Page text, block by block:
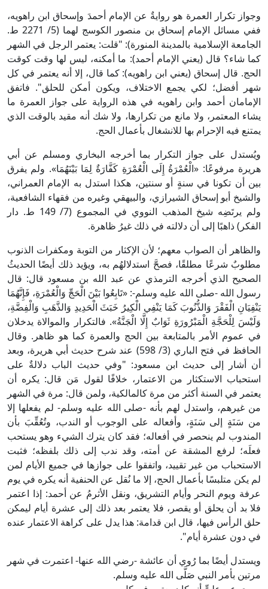
وجواز تكرار العمرة هو روايةٌ عن الإمام أحمدَ وإسحاق ابن راهويه،
ففي مسائل الإمام إسحاق بن منصور الكوسج لهما (5/ 2271 ط.
الجامعة الإسلامية بالمدينة المنورة): "قلت: يعتمر الرجل في الشهر
كما شاء؟ قال (يعني الإمام أحمد): ما أمكنه، ليس لها وقت كوقت
الحج. قال إسحاق (يعني ابن راهويه): كما قال، إلا أنه يعتمر في كل
شهر أفضل؛ لكي يجمع الاختلاف، ويكون أمكن للحلق". فاتفق
الإمامان أحمد وابن راهويه في هذه الرواية على جواز العمرة ما
يشاء المعتمر، ولا مانع من تكرارها، ولا شك أنه مقيد بالوقت الذي
يمتنع فيه الإحرام بها للانشغال بأعمال الحج.
ويُستدل على جواز التكرار بما أخرجه البخاري ومسلم عن أبي
هريرة مرفوعًا: «الْعُمْرَةُ إِلَى الْعُمْرَةِ كَفَّارَةٌ لِمَا بَيْنَهُمَا». ولم يفرق
بين أن تكونا في سنةٍ أو سنتين، هكذا استدل به الإمام العمراني،
والشيخ أبو إسحاق الشيرازي، والبيهقي وغيره من فقهاء الشافعية،
ولم يرتَضِه شيخ المذهب النووي في المجموع (7/ 149 ط. دار
الفكر) ذاهبًا إلى أن دلالته في ذلك غيرُ ظاهرة.
والظاهر أن الصواب معهم؛ لأن الإكثار من التوبة ومكفرات الذنوب
مطلوبٌ شرعًا مطلقًا، فصحَّ استدلالهُم به، ويؤيد ذلك أيضًا الحديثُ
الصحيح الذي أخرجه الترمذي عن عبد الله بن مسعود قال: قال
رسول الله -صلى الله عليه وسلم-: «تَابِعُوا بَيْنَ الْحَجِّ وَالْعُمْرَةِ، فَإِنَّهُمَا
يَنْفِيَانِ الْفَقْرَ وَالذُّنُوبَ كَمَا يَنْفِي الْكِيرُ خَبَثَ الْحَدِيدِ وَالذَّهَبِ وَالْفِضَّةِ،
وَلَيْسَ لِلْحَجَّةِ الْمَبْرُورَةِ ثَوَابٌ إِلَّا الْجَنَّةُ». فالتكرار والموالاة يدخلان
في عموم الأمر بالمتابعة بين الحج والعمرة كما هو ظاهر. وقال
الحافظ في فتح الباري (3/ 598) عند شرح حديث أبي هريرة، وبعد
أن أشار إلى حديث ابن مسعود: "وفي حديث الباب دلالةٌ على
استحباب الاستكثار من الاعتمار، خلافًا لقول مَن قال: يكره أن
يعتمر في السنة أكثر من مرة كالمالكية، ولمن قال: مرة في الشهر
من غيرهم، واستدل لهم بأنه -صلى الله عليه وسلم- لم يفعلها إلا
من سَنَةٍ إلى سَنَةٍ، وأفعاله على الوجوب أو الندب، وتُعُقِّبَ بأن
المندوب لم ينحصر في أفعاله؛ فقد كان يترك الشيء وهو يستحب
فعلَه؛ لرفع المشقة عن أمته، وقد ندب إلى ذلك بلفظه؛ فثبت
الاستحباب من غير تقييد، واتفقوا على جوازها في جميع الأيام لمن
لم يكن متلبسًا بأعمال الحج، إلا ما نُقل عن الحنفية أنه يكره في يوم
عرفة ويوم النحر وأيام التشريق، ونقل الأثرمُ عن أحمد: إذا اعتمر
فلا بد أن يحلق أو يقصر، فلا يعتمر بعد ذلك إلى عشرة أيام ليمكن
حلق الرأس فيها، قال ابن قدامة: هذا يدل على كراهة الاعتمار عنده
في دون عشرة أيام".
ويستدل أيضًا بما رُوي أن عائشة -رضي الله عنها- اعتمرت في شهر
مرتين بأمر النبي صَلَّى الله عليه وسلم.